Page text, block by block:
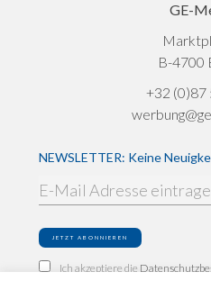
GE-
B-4700
+32 (0)87
NEWSLETTER: Keine
Ich akzeptiere die